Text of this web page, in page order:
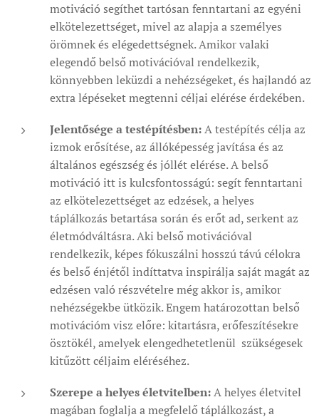
motiváció segíthet tartósan fenntartani az egyéni
elkötelezettséget, mivel az alapja a személyes
örömnek és elégedettségnek. Amikor valaki
elegendő belső motivációval rendelkezik,
könnyebben leküzdi a nehézségeket, és hajlandó az
extra lépéseket megtenni céljai elérése érdekében.
Jelentősége a testépítésben:A testépítés célja az
izmok erősítése, az állóképesség javítása és az
általános egészség és jóllét elérése. A belső
motiváció itt is kulcsfontosságú: segít fenntartani
az elkötelezettséget az edzések, a helyes
táplálkozás betartása során és erőt ad, serkent az
életmódváltásra. Aki belső motivációval
rendelkezik, képes fókuszálni hosszú távú célokra
és belső énjétől indíttatva inspirálja saját magát az
edzésen való részvételre még akkor is, amikor
nehézségekbe ütközik. Engem határozottan belső
motivációm visz előre: kitartásra, erőfeszítésekre
ösztökél, amelyek elengedhetetlenül szükségesek
kitűzött céljaim eléréséhez.
Szerepe a helyes életvitelben:A helyes életvitel
magában foglalja a megfelelő táplálkozást, a